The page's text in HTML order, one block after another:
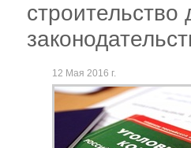
12 Мая 2016 г.